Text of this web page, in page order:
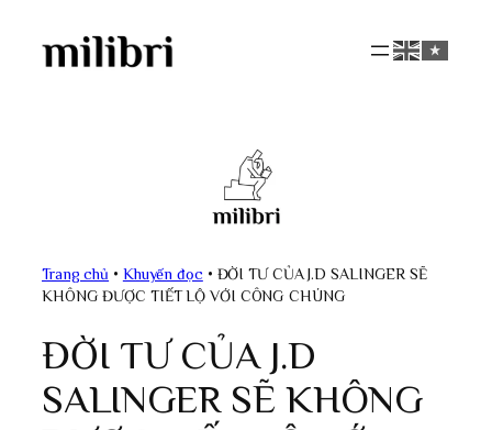
content
Trang chủ • Khuyến đọc • ĐỜI TƯ CỦA J.D SALINGER SẼ
KHÔNG ĐƯỢC TIẾT LỘ VỚI CÔNG CHÚNG
ĐỜI TƯ CỦA J.D
SALINGER SẼ KHÔNG